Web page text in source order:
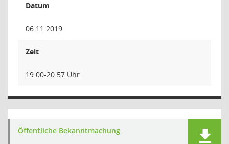
Datum
06.11.2019
Zeit
19:00-20:57 Uhr
Öffentliche Bekanntmachung